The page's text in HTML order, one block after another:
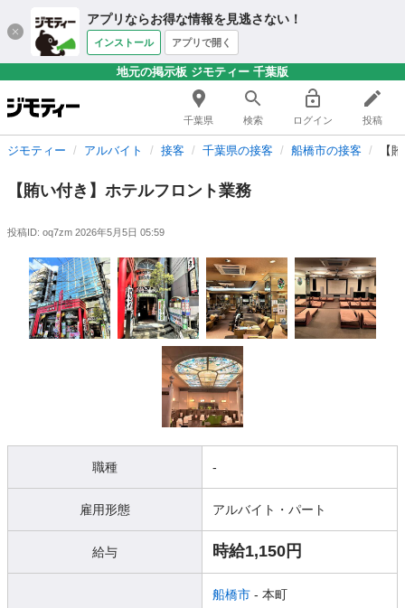
アプリならお得な情報を見逃さない！
インストール アプリで開く
地元の掲示板 ジモティー 千葉版
千葉県 検索 ログイン 投稿
ジモティー アルバイト 接客 千葉県の接客 船橋市の接客 【
【賄い付き】ホテルフロント業務
投稿ID: oq7zm 2026年5月5日 05:59
職種 -
雇用形態 アルバイト・パート
給与 時給1,150円
船橋市 - 本町